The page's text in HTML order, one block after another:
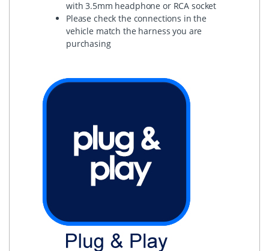
with 3.5mm headphone or RCA socket
Please check the connections in the
vehicle match the harness you are
purchasing